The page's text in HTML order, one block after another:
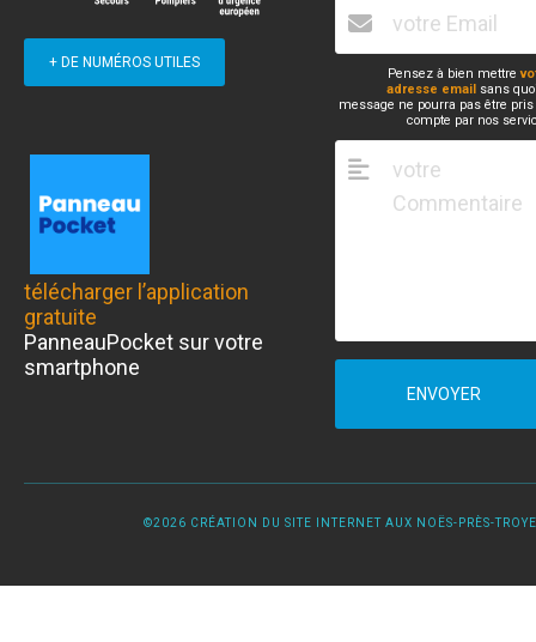
+ DE NUMÉROS UTILES
télécharger l’application
gratuite
PanneauPocket sur votre
smartphone
Pensez à bien mettre
adresse email sans
message ne pourra pas être
compte par nos
ENVOYER
©2026 CRÉATION DU SITE INTERNET AUX NOËS-PRÈS-